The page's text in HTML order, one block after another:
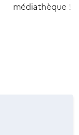
médiathèque !